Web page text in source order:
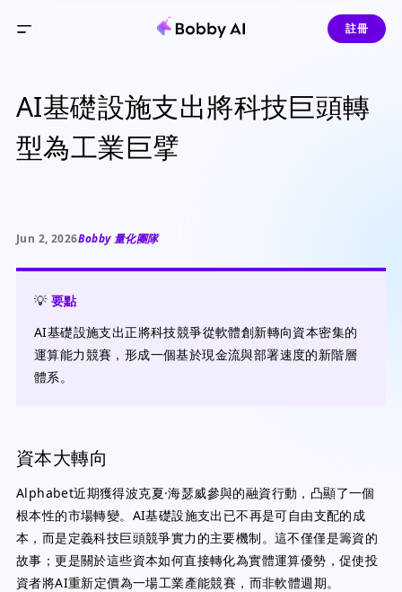
註冊
AI基礎設施支出將科技巨頭轉
型為工業巨擘
Jun 2, 2026Bobby 量化團隊
💡 要點
AI基礎設施支出正將科技競爭從軟體創新轉向資本密集的
運算能力競賽，形成一個基於現金流與部署速度的新階層
體系。
資本大轉向
Alphabet近期獲得波克夏·海瑟威參與的融資行動，凸顯了一個
根本性的市場轉變。AI基礎設施支出已不再是可自由支配的成
本，而是定義科技巨頭競爭實力的主要機制。這不僅僅是籌資的
故事；更是關於這些資本如何直接轉化為實體運算優勢，促使投
資者將AI重新定價為一場工業產能競賽，而非軟體週期。